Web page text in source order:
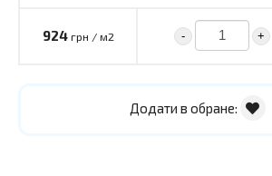
924 грн / м2 - +
Додати в обране: